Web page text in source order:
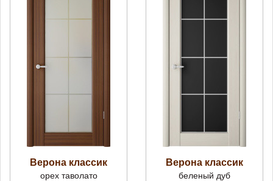
Верона классик
орех таволато
Верона классик
беленый дуб